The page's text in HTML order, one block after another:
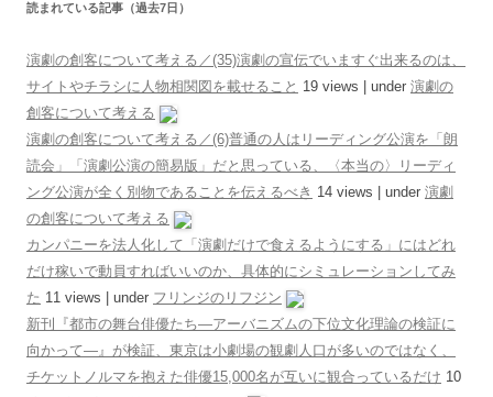
読まれている記事（過去7日）
演劇の創客について考える／(35)演劇の宣伝でいますぐ出来るのは、
サイトやチラシに人物相関図を載せること 19 views under 演劇の
創客について考える
演劇の創客について考える／(6)普通の人はリーディング公演を「朗
読会」「演劇公演の簡易版」だと思っている、〈本当の〉リーディ
ング公演が全く別物であることを伝えるべき 14 views under 演劇
の創客について考える
カンパニーを法人化して「演劇だけで食えるようにする」にはどれ
だけ稼いで動員すればいいのか、具体的にシミュレーションしてみ
た 11 views under フリンジのリフジン
新刊『都市の舞台俳優たち―アーバニズムの下位文化理論の検証に
向かって―』が検証、東京は小劇場の観劇人口が多いのではなく、
チケットノルマを抱えた俳優15,000名が互いに観合っているだけ 10